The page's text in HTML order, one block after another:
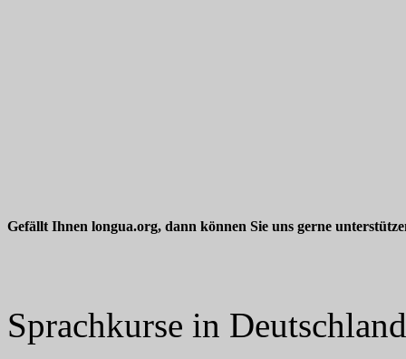
Gefällt Ihnen longua.org, dann können Sie uns gerne
Sprachkurse in